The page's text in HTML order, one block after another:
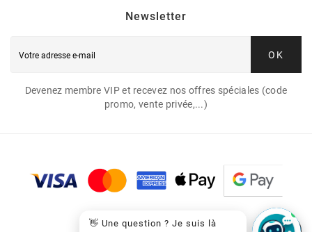
Newsletter
OK
Devenez membre VIP et recevez nos offres spéciales (code
promo, vente privée,...)
👋 Une question ? Je suis là